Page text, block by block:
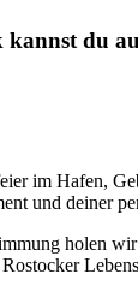
du
im Hafen,
und deiner
holen